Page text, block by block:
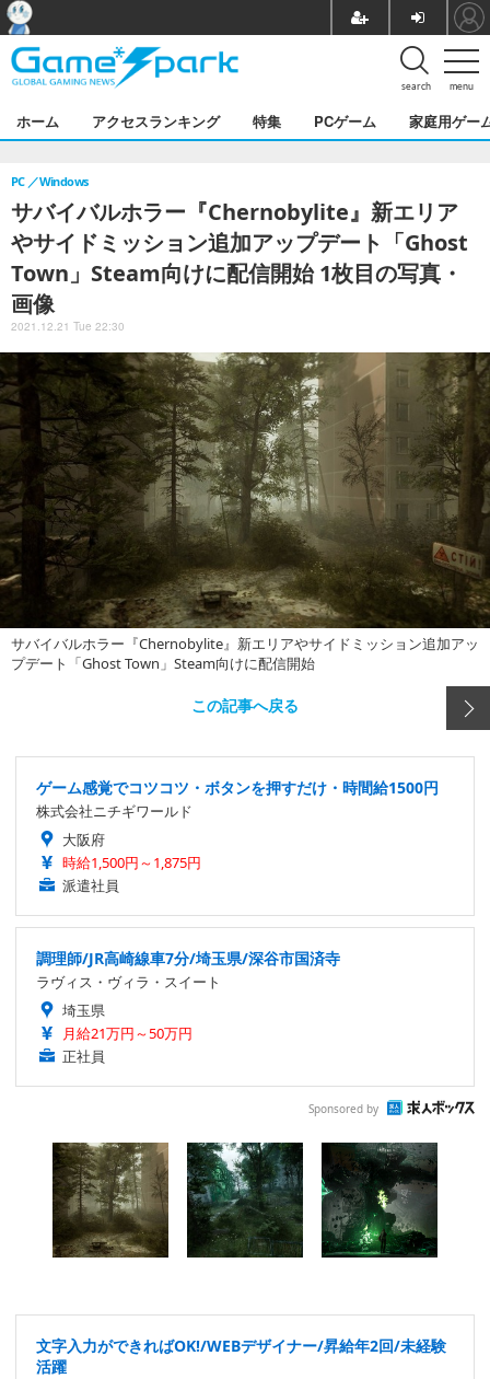
menu
search
ホーム アクセスランキング 特集 PCゲーム 家庭用ゲー
サバイバルホラー『Chernobylite』新エリア
やサイドミッション追加アップデート「Ghost
Town」Steam向けに配信開始 1枚目の写真・
画像
PC Windows
2021.12.21 Tue 22:30
サバイバルホラー『Chernobylite』新エリアやサイドミッション追加アッ
プデート「Ghost Town」Steam向けに配信開始
この記事へ戻る
ゲーム感覚でコツコツ・ボタンを押すだけ・時間給1500円
株式会社ニチギワールド
大阪府
時給1,500円～1,875円
派遣社員
調理師/JR高崎線車7分/埼玉県/深谷市国済寺
ラヴィス・ヴィラ・スイート
埼玉県
月給21万円～50万円
正社員
Sponsored by
文字入力ができればOK!/WEBデザイナー/昇給年2回/未経験
活躍